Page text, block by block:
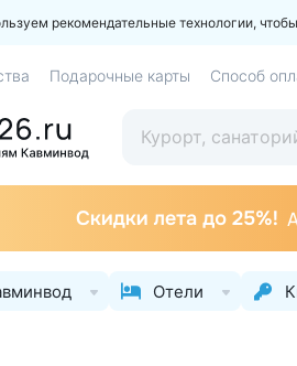
рекомендательные технологии,
Подарочные карты Способ
Отели